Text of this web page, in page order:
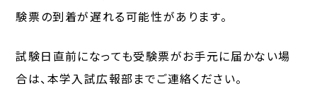
験票の到着が遅れる可能性があります。
試験日直前になっても受験票がお手元に届かない場
合は、本学入試広報部までご連絡ください。